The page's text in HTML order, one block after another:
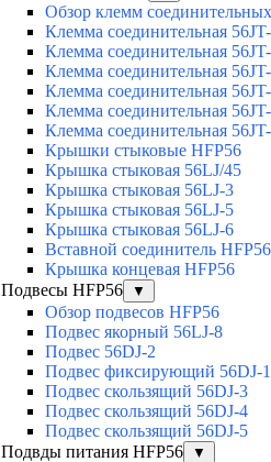
Обзор клемм
Клемма соединительная
Клемма соединительная
Клемма соединительная
Клемма соединительная
Клемма соединительная
Клемма соединительная
Крышки стыковые HFP56
Крышка стыковая 56LJ/45
Крышка стыковая 56LJ-3
Крышка стыковая 56LJ-5
Крышка стыковая 56LJ-6
Вставной соединитель HFP56
Крышка концевая HFP56
Подвесы HFP56
▼
Обзор подвесов HFP56
Подвес якорный 56LJ-8
Подвес 56DJ-2
Подвес фиксирующий 56DJ-1
Подвес скользящий 56DJ-3
Подвес скользящий 56DJ-4
Подвес скользящий 56DJ-5
Подвды питания HFP56
▼